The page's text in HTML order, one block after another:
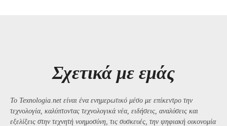
Σχετικά με εμάς
Το Texnologia.net είναι ένα ενημερωτικό μέσο με επίκεντρο την
τεχνολογία, καλύπτοντας τεχνολογικά νέα, ειδήσεις, αναλύσεις και
εξελίξεις στην τεχνητή νοημοσύνη, τις συσκευές, την ψηφιακή οικονομία